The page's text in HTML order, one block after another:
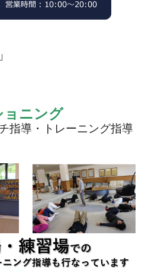
ョニング
指導・トレーニング指導